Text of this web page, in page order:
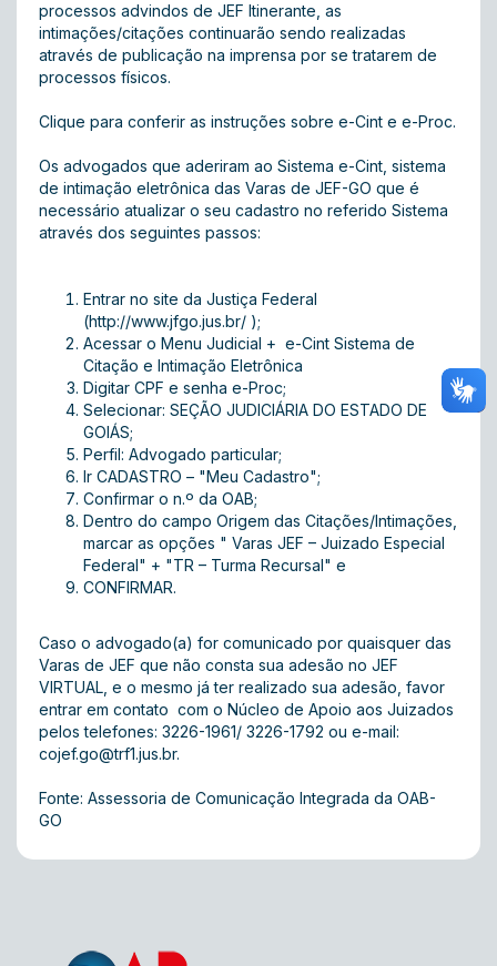
processos advindos de JEF Itinerante, as
intimações/citações continuarão sendo realizadas
através de publicação na imprensa por se tratarem de
processos físicos.
Clique para conferir as instruções sobre e-Cint e e-Proc.
Os advogados que aderiram ao Sistema e-Cint, sistema
de intimação eletrônica das Varas de JEF-GO que é
necessário atualizar o seu cadastro no referido Sistema
através dos seguintes passos:
Entrar no site da Justiça Federal
(http://www.jfgo.jus.br/ );
Acessar o Menu Judicial + e-Cint Sistema de
Citação e Intimação Eletrônica
Digitar CPF e senha e-Proc;
Selecionar: SEÇÃO JUDICIÁRIA DO ESTADO DE
GOIÁS;
Perfil: Advogado particular;
Ir CADASTRO – "Meu Cadastro";
Confirmar o n.º da OAB;
Dentro do campo Origem das Citações/Intimações,
marcar as opções " Varas JEF – Juizado Especial
Federal" + "TR – Turma Recursal" e
CONFIRMAR.
Caso o advogado(a) for comunicado por quaisquer das
Varas de JEF que não consta sua adesão no JEF
VIRTUAL, e o mesmo já ter realizado sua adesão, favor
entrar em contato com o Núcleo de Apoio aos Juizados
pelos telefones: 3226-1961/ 3226-1792 ou e-mail:
cojef.go@trf1.jus.br.
Fonte: Assessoria de Comunicação Integrada da OAB-
GO